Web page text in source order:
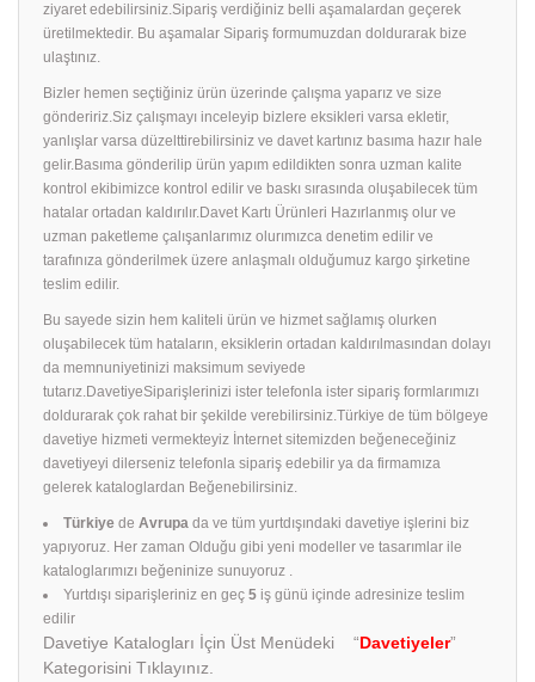
ziyaret edebilirsiniz.Sipariş verdiğiniz belli aşamalardan geçerek
üretilmektedir. Bu aşamalar Sipariş formumuzdan doldurarak bize
ulaştınız.
Bizler hemen seçtiğiniz ürün üzerinde çalışma yaparız ve size
göndeririz.Siz çalışmayı inceleyip bizlere eksikleri varsa ekletir,
yanlışlar varsa düzelttirebilirsiniz ve davet kartınız basıma hazır hale
gelir.Basıma gönderilip ürün yapım edildikten sonra uzman kalite
kontrol ekibimizce kontrol edilir ve baskı sırasında oluşabilecek tüm
hatalar ortadan kaldırılır.Davet Kartı Ürünleri Hazırlanmış olur ve
uzman paketleme çalışanlarımız olurımızca denetim edilir ve
tarafınıza gönderilmek üzere anlaşmalı olduğumuz kargo şirketine
teslim edilir.
Bu sayede sizin hem kaliteli ürün ve hizmet sağlamış olurken
oluşabilecek tüm hataların, eksiklerin ortadan kaldırılmasından dolayı
da memnuniyetinizi maksimum seviyede
tutarız.DavetiyeSiparişlerinizi ister telefonla ister sipariş formlarımızı
doldurarak çok rahat bir şekilde verebilirsiniz.Türkiye de tüm bölgeye
davetiye hizmeti vermekteyiz İnternet sitemizden beğeneceğiniz
davetiyeyi dilerseniz telefonla sipariş edebilir ya da firmamıza
gelerek kataloglardan Beğenebilirsiniz.
Türkiye de Avrupa da ve tüm yurtdışındaki davetiye işlerini biz
yapıyoruz. Her zaman Olduğu gibi yeni modeller ve tasarımlar ile
kataloglarımızı beğeninize sunuyoruz .
Yurtdışı siparişleriniz en geç 5 iş günü içinde adresinize teslim
edilir
Davetiye Katalogları İçin Üst Menüdeki “Davetiyeler”
Kategorisini Tıklayınız.